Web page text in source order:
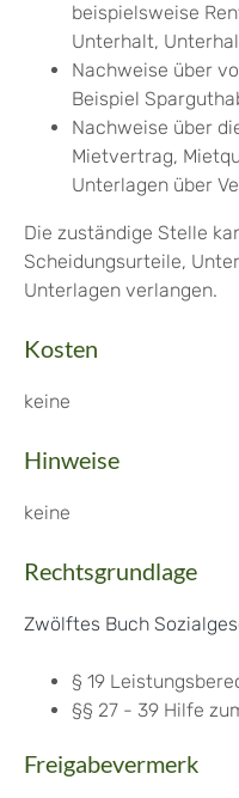
beispielsweise
Unterhalt,
Nachweise über
Beispiel
Nachweise über
Mietvertrag,
Unterlagen über
Die zuständige Stelle
Scheidungsurteile,
Unterlagen verlangen.
Kosten
keine
Hinweise
keine
Rechtsgrundlage
Zwölftes Buch
§ 19
§§ 27 - 39 Hilfe
Freigabevermerk